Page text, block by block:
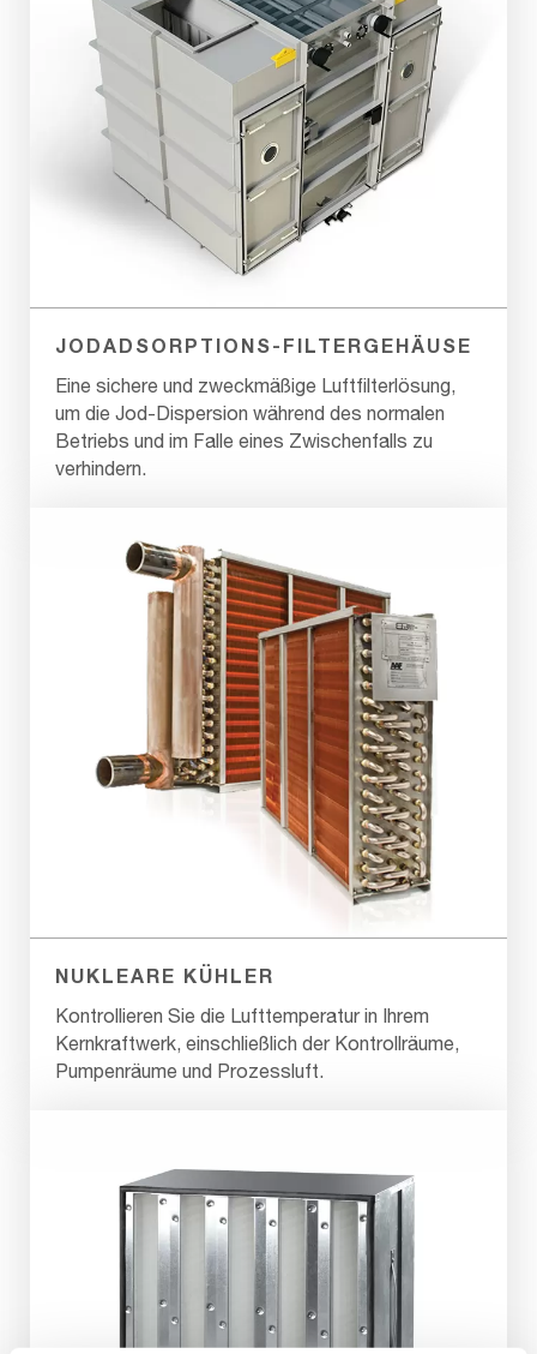
JODADSORPTIONS-FILTERGEHÄUSE
Eine sichere und zweckmäßige Luftfilterlösung,
um die Jod-Dispersion während des normalen
Betriebs und im Falle eines Zwischenfalls zu
verhindern.
NUKLEARE KÜHLER
Kontrollieren Sie die Lufttemperatur in Ihrem
Kernkraftwerk, einschließlich der Kontrollräume,
Pumpenräume und Prozessluft.